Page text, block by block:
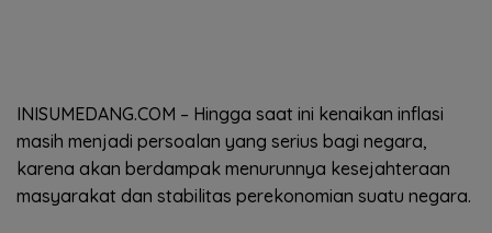
INISUMEDANG.COM – Hingga saat ini kenaikan inflasi
masih menjadi persoalan yang serius bagi negara,
karena akan berdampak menurunnya kesejahteraan
masyarakat dan stabilitas perekonomian suatu negara.